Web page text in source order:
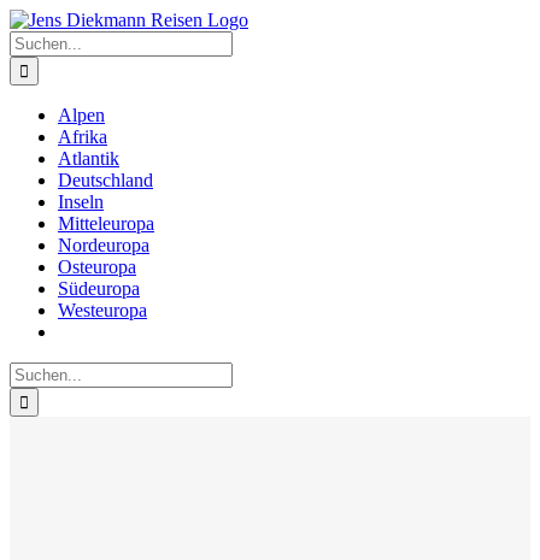
Zum
Inhalt
springen
Suche
nach:
Alpen
Afrika
Atlantik
Deutschland
Inseln
Mitteleuropa
Nordeuropa
Osteuropa
Südeuropa
Westeuropa
Suche
nach: